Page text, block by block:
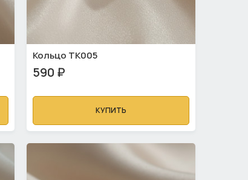
Кольцо ТК005
590 ₽
КУПИТЬ